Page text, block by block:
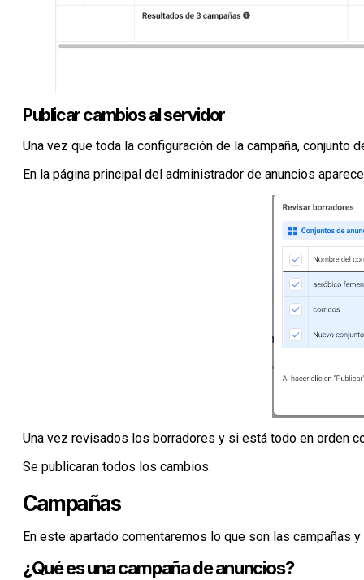
Publicar cambios al servidor
Una vez que toda la configuración de la campaña, conjunto
En la página principal del administrador de anuncios
Una vez revisados los borradores y si está todo en orden
Se publicaran todos los cambios.
Campañas
En este apartado comentaremos lo que son las campañas
¿Qué es una campaña de anuncios?